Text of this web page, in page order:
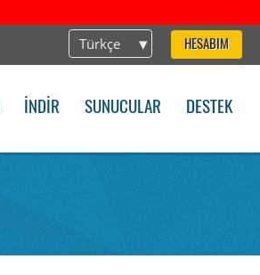
Türkçe HESABIM
İNDIR SUNUCULAR DESTEK